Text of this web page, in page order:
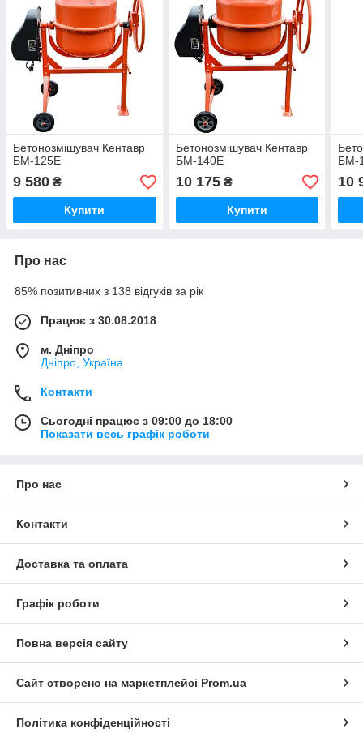
Бетонозмішувач Кентавр
БМ-125Е
9 580 ₴
Купити
Бетонозмішувач Кентавр
БМ-140Е
10 175₴
Купити
БМ-
10
Про нас
85% позитивних з 138 відгуків за рік
Працює з 30.08.2018
м. Дніпро
Дніпро, Україна
Контакти
Сьогодні працює з 09:00 до 18:00
Показати весь графік роботи
Про нас
Контакти
Доставка та оплата
Графік роботи
Повна версія сайту
Сайт створено на маркетплейсі Prom.ua
Політика конфіденційності